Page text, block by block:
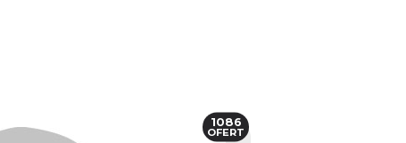
1086
OFERT